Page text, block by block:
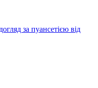
за пуансетією від